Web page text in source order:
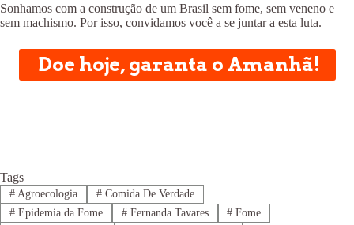
Sonhamos com a construção de um Brasil sem fome, sem veneno e
sem machismo. Por isso, convidamos você a se juntar a esta luta.
Doe hoje, garanta o Amanhã!
Tags
#Agroecologia #Comida De Verdade
#Epidemia da Fome #Fernanda Tavares # Fome